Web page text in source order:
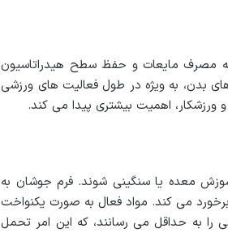
مصرف مایعات و حفظ سطح هیدراتاسیون
بدن، به ویژه در طول فعالیت های ورزشی
ورزشکار، اهمیت بیشتری پیدا می کند.
معده یا سنگینی شوند. فرم جوشان به
می کند. مواد فعال به صورت یکنواخت
به حداقل می رسانند، که این امر تحمل